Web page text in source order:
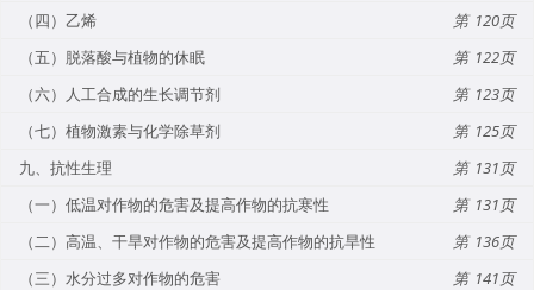
（四）乙烯
120
（五）脱落酸与植物的休眠
122
（六）人工合成的生长调节剂
123
（七）植物激素与化学除草剂
125
九、抗性生理
131
（一）低温对作物的危害及提高作物的抗寒性
131
（二）高温、干旱对作物的危害及提高作物的抗旱性
136
（三）水分过多对作物的危害
141